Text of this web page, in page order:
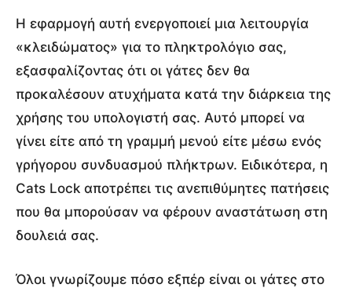
Η εφαρμογή αυτή ενεργοποιεί μια λειτουργία
«κλειδώματος» για το πληκτρολόγιο σας,
εξασφαλίζοντας ότι οι γάτες δεν θα
προκαλέσουν ατυχήματα κατά την διάρκεια της
χρήσης του υπολογιστή σας. Αυτό μπορεί να
γίνει είτε από τη γραμμή μενού είτε μέσω ενός
γρήγορου συνδυασμού πλήκτρων. Ειδικότερα, η
Cats Lock αποτρέπει τις ανεπιθύμητες πατήσεις
που θα μπορούσαν να φέρουν αναστάτωση στη
δουλειά σας.
Όλοι γνωρίζουμε πόσο εξπέρ είναι οι γάτες στο